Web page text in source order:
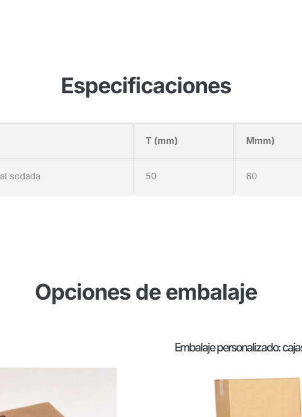
Especificaciones
T (mm) Mmm)
sodada 50 60
Opciones de embalaje
Embalaje personalizado: